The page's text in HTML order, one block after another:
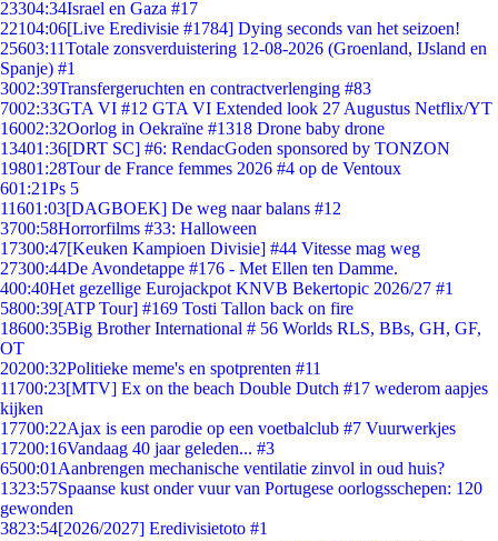
23304:34Israel en Gaza #17
22104:06[Live Eredivisie #1784] Dying seconds van het seizoen!
25603:11Totale zonsverduistering 12-08-2026 (Groenland, IJsland en
Spanje) #1
3002:39Transfergeruchten en contractverlenging #83
7002:33GTA VI #12 GTA VI Extended look 27 Augustus Netflix/YT
16002:32Oorlog in Oekraïne #1318 Drone baby drone
13401:36[DRT SC] #6: RendacGoden sponsored by TONZON
19801:28Tour de France femmes 2026 #4 op de Ventoux
601:21Ps 5
11601:03[DAGBOEK] De weg naar balans #12
3700:58Horrorfilms #33: Halloween
17300:47[Keuken Kampioen Divisie] #44 Vitesse mag weg
27300:44De Avondetappe #176 - Met Ellen ten Damme.
400:40Het gezellige Eurojackpot KNVB Bekertopic 2026/27 #1
5800:39[ATP Tour] #169 Tosti Tallon back on fire
18600:35Big Brother International # 56 Worlds RLS, BBs, GH, GF,
OT
20200:32Politieke meme's en spotprenten #11
11700:23[MTV] Ex on the beach Double Dutch #17 wederom aapjes
kijken
17700:22Ajax is een parodie op een voetbalclub #7 Vuurwerkjes
17200:16Vandaag 40 jaar geleden... #3
6500:01 Aanbrengen mechanische ventilatie zinvol in oud huis?
1323:57Spaanse kust onder vuur van Portugese oorlogsschepen: 120
gewonden
3823:54[2026/2027] Eredivisietoto #1